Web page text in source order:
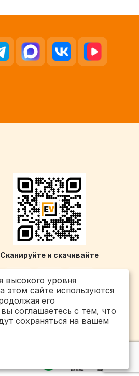
Сканируйте и скачивайте
высокого уровня
этом сайте используются
его
соглашаетесь с тем, что
сохраняться на вашем